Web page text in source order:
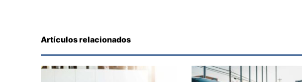
Artículos relacionados